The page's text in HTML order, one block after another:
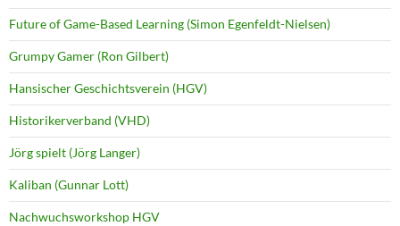
Future of Game-Based Learning (Simon Egenfeldt-Nielsen)
Grumpy Gamer (Ron Gilbert)
Hansischer Geschichtsverein (HGV)
Historikerverband (VHD)
Jörg spielt (Jörg Langer)
Kaliban (Gunnar Lott)
Nachwuchsworkshop HGV